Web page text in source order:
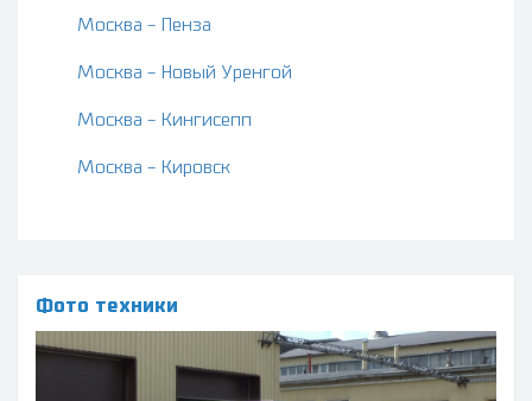
Москва - Пенза
Москва - Новый Уренгой
Москва - Кингисепп
Москва - Кировск
Фото техники